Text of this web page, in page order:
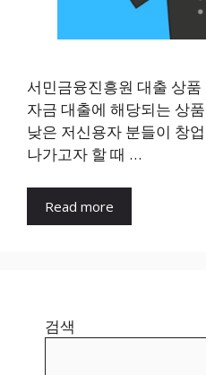
서민금융진흥원 대출 상
자금 대출에 해당되는 상
낮은 저신용자 분들이 창
나가고자 할 때 …
Read more
검색